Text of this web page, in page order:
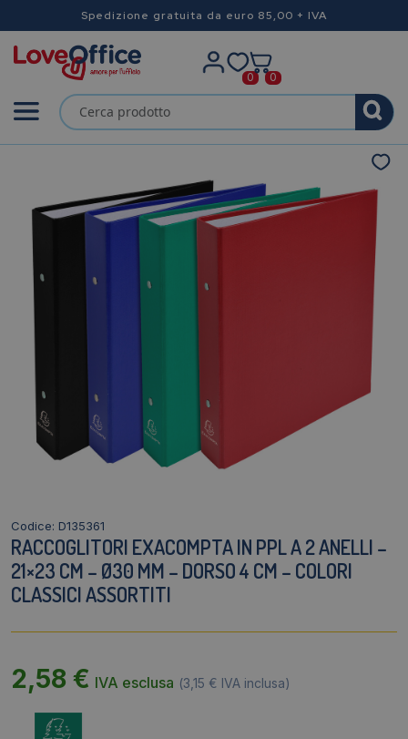
Spedizione gratuita da euro 85,00 + IVA
0 0
Codice: D135361
RACCOGLITORI EXACOMPTA IN PPL A 2 ANELLI –
21×23 CM – Ø30 MM – DORSO 4 CM – COLORI
CLASSICI ASSORTITI
2,58 € IVA esclusa (3,15 € IVA inclusa)